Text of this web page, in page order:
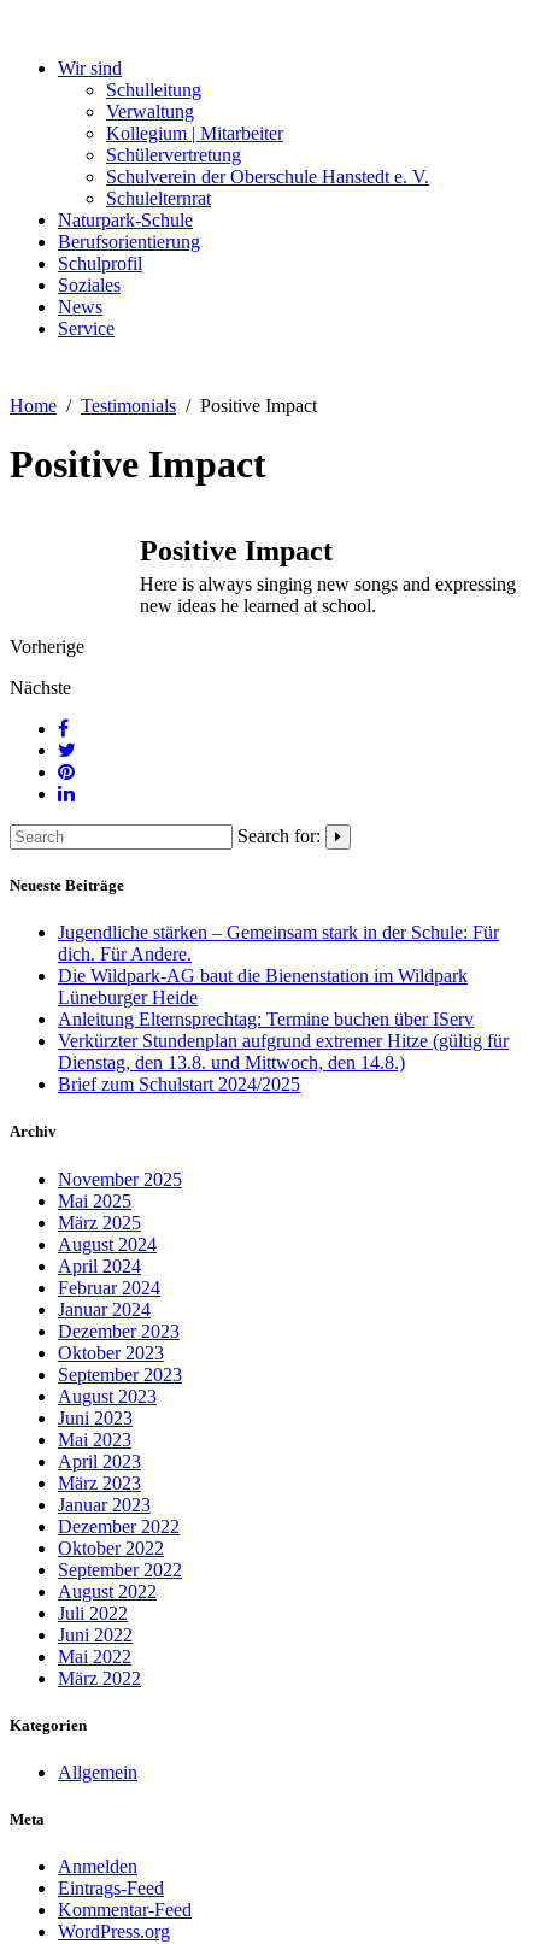
Wir sind
Schulleitung
Verwaltung
Kollegium | Mitarbeiter
Schülervertretung
Schulverein der Oberschule Hanstedt e. V.
Schulelternrat
Naturpark-Schule
Berufsorientierung
Schulprofil
Soziales
News
Service
Home Testimonials Positive Impact
Positive Impact
Positive Impact
Here is always singing new songs and expressing
new ideas he learned at school.
Vorherige
Nächste
Search for:
Neueste Beiträge
Jugendliche stärken – Gemeinsam stark in der Schule: Für
dich. Für Andere.
Die Wildpark-AG baut die Bienenstation im Wildpark
Lüneburger Heide
Anleitung Elternsprechtag: Termine buchen über IServ
Verkürzter Stundenplan aufgrund extremer Hitze (gültig für
Dienstag, den 13.8. und Mittwoch, den 14.8.)
Brief zum Schulstart 2024/2025
Archiv
November 2025
Mai 2025
März 2025
August 2024
April 2024
Februar 2024
Januar 2024
Dezember 2023
Oktober 2023
September 2023
August 2023
Juni 2023
Mai 2023
April 2023
März 2023
Januar 2023
Dezember 2022
Oktober 2022
September 2022
August 2022
Juli 2022
Juni 2022
Mai 2022
März 2022
Kategorien
Allgemein
Meta
Anmelden
Eintrags-Feed
Kommentar-Feed
WordPress.org